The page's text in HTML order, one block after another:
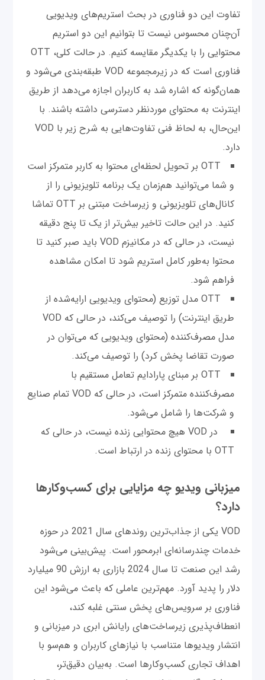
تفاوت این دو فناوری در بحث استریم‌های ویدیویی
آن‌چنان محسوس نیست تا بتوانیم این دو استریم
محتوایی را با یکدیگر مقایسه کنیم. در حالت کلی، OTT
فناوری است که در زیرمجموعه VOD طبقه‌بندی می‌شود و
همان‌گونه که اشاره شد به کاربران اجازه می‌دهد از طریق
اینترنت به محتوای موردنظر دسترسی داشته باشند. با
این‌حال، به لحاظ فنی تفاوت‌هایی به شرح زیر با VOD
دارد.
OTT بر تحویل لحظه‌ای محتوا به کاربر متمرکز است
و شما می‌توانید هم‌زمان یک برنامه تلویزیونی را از
کانال‌های تلویزیونی و زیرساخت‌ مبتنی بر OTT تماشا
کنید. در این حالت تاخیر بیش‌تر از یک تا پنج دقیقه
نیست، در حالی که در مکانیزم VOD باید صبر کنید تا
محتوا به‌طور کامل استریم شود تا امکان مشاهده
فراهم شود.
OTT مدل توزیع (محتوای ویدیویی ارایه‌شده از
طریق اینترنت) را توصیف می‌کند، در حالی که VOD
مدل مصرف‌کننده (محتوای ویدیویی که می‌توان در
صورت تقاضا پخش کرد) را توصیف می‌کند.
OTT بر مبنای پارادایم تعامل مستقیم با
مصرف‌کننده متمرکز است، در حالی که VOD تمام صنایع
و شرکت‌ها را شامل می‌شود.
در VOD هیچ محتوایی زنده نیست، در حالی که
OTT با محتوای زنده در ارتباط است.
میزبانی ویدیو چه مزایایی برای کسب‌وکارها
دارد؟
VOD یکی از جذاب‌ترین روندهای سال 2021 در حوزه
خدمات چند‌رسانه‌ای ابرمحور است. پیش‌بینی می‌شود
رشد این صنعت تا سال 2024 بازاری به ارزش 90 میلیارد
دلار را پدید آورد. مهم‌ترین عاملی که باعث می‌شود این
فناوری بر سرویس‌های پخش سنتی غلبه کند،
انعطاف‌پذیری زیرساخت‌های رایانش ابری در میزبانی و
انتشار ویدیوها متناسب با نیازهای کاربران و هم‌سو با
اهداف تجاری کسب‌وکارها است. به‌بیان دقیق‌تر،